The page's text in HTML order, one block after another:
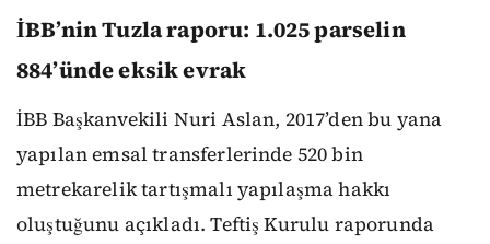
İBB’nin Tuzla raporu: 1.025 parselin
884’ünde eksik evrak
İBB Başkanvekili Nuri Aslan, 2017’den bu yana
yapılan emsal transferlerinde 520 bin
metrekarelik tartışmalı yapılaşma hakkı
oluştuğunu açıkladı. Teftiş Kurulu raporunda